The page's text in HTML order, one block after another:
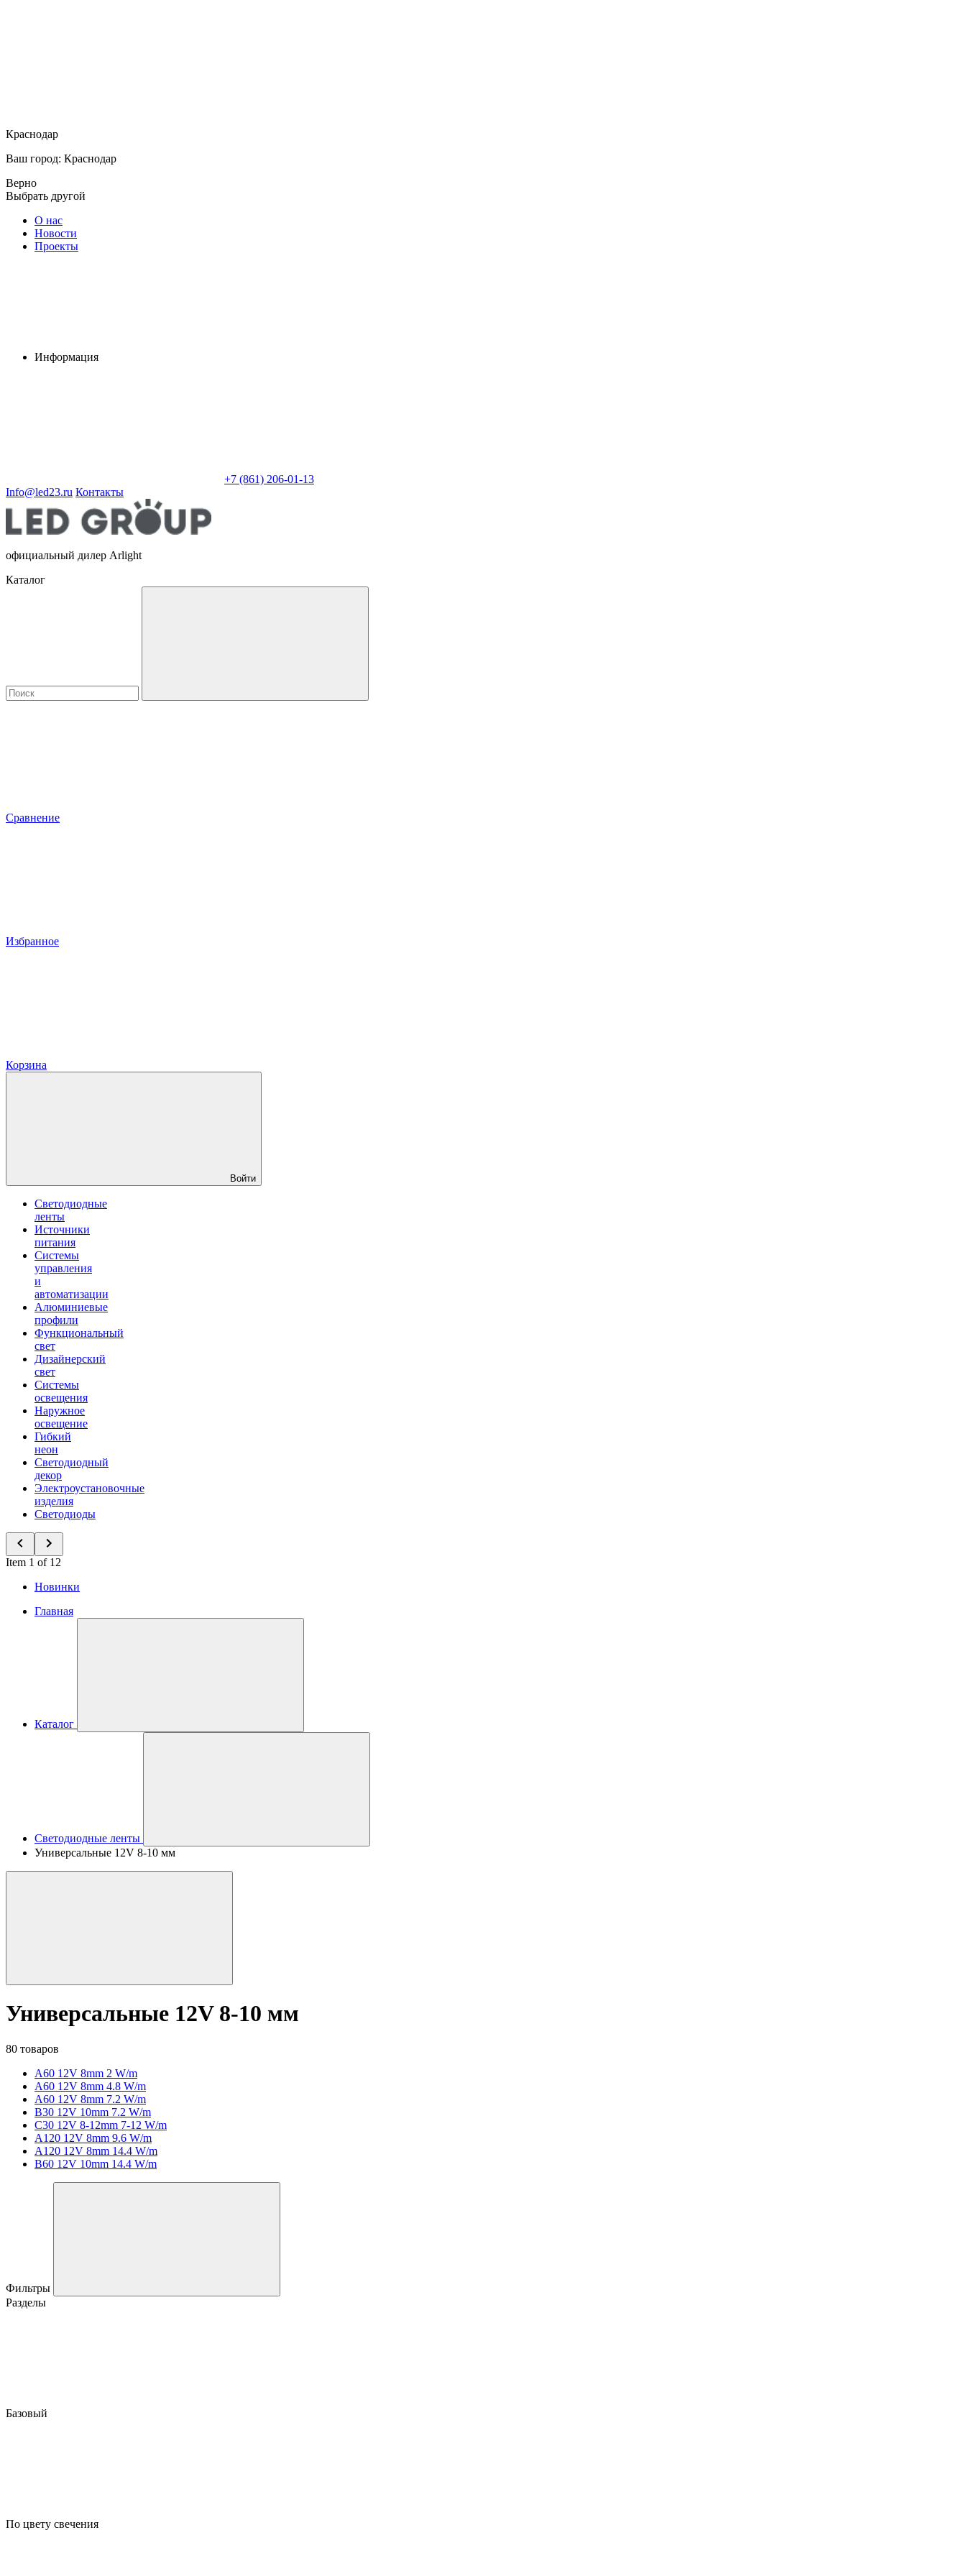
Краснодар
Ваш город: Краснодар
Верно
Выбрать другой
О нас
Новости
Проекты
Информация
+7 (861) 206-01-13
Info@led23.ru Контакты
официальный дилер Arlight
Каталог
Сравнение
Избранное
Корзина
Войти
Светодиодные
ленты
Источники
питания
Системы
управления
и
автоматизации
Алюминиевые
профили
Функциональный
свет
Дизайнерский
свет
Системы
освещения
Наружное
освещение
Гибкий
неон
Светодиодный
декор
Электроустановочные
изделия
Светодиоды
Item 1 of 12
Новинки
Главная
Каталог
Светодиодные ленты
Универсальные 12V 8-10 мм
Универсальные 12V 8-10 мм
80 товаров
A60 12V 8mm 2 W/m
A60 12V 8mm 4.8 W/m
A60 12V 8mm 7.2 W/m
B30 12V 10mm 7.2 W/m
C30 12V 8-12mm 7-12 W/m
A120 12V 8mm 9.6 W/m
A120 12V 8mm 14.4 W/m
B60 12V 10mm 14.4 W/m
Фильтры
Разделы
Базовый
По цвету свечения